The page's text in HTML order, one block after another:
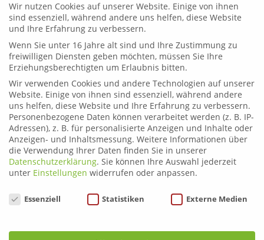
Leoben
Telefon: 03842 44254
Email:fahrschule.leoben@plonner.at
Liezen
Telefon:03612 21222
Email:fahrschule.liezen@plonner.at
Öffnungszeiten
Liezen: Montag bis Donnerstag: 9.00 – 12.00 und 13.00 –
Freitag: 9.00 – 12.00 und 13.00 – 15.00 Uhr
Wir nutzen Cookies auf unserer Website. Einige von ihnen
sind essenziell, während andere uns helfen, diese Website
und Ihre Erfahrung zu verbessern.
Wenn Sie unter 16 Jahre alt sind und Ihre Zustimmung zu
freiwilligen Diensten geben möchten, müssen Sie Ihre
Erziehungsberechtigten um Erlaubnis bitten.
Wir verwenden Cookies und andere Technologien auf unserer
Website. Einige von ihnen sind essenziell, während andere
uns helfen, diese Website und Ihre Erfahrung zu verbessern.
Personenbezogene Daten können verarbeitet werden (z. B. IP-
Adressen), z. B. für personalisierte Anzeigen und Inhalte oder
Anzeigen- und Inhaltsmessung. Weitere Informationen über
die Verwendung Ihrer Daten finden Sie in unserer
Datenschutzerklärung. Sie können Ihre Auswahl jederzeit
unter Einstellungen widerrufen oder anpassen.
Datenschutzeinstellungen
Essenziell Statistiken Externe Medien